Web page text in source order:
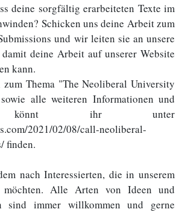
deine sorgfältig erarbeiteten Texte im
Schicken uns deine Arbeit zum
und wir leiten sie an unsere
damit deine Arbeit auf unserer Website
kann.
Thema "The Neoliberal University
alle weiteren Informationen und
könnt ihr unter
2021/02/08/call-neoliberal-
finden.
nach Interessierten, die in unserem
möchten. Alle Arten von Ideen und
sind immer willkommen und gerne